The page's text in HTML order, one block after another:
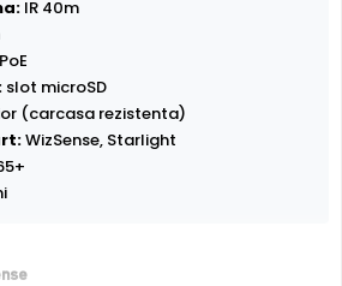
IR 40m
PoE
slot microSD
(carcasa rezistenta)
WizSense, Starlight